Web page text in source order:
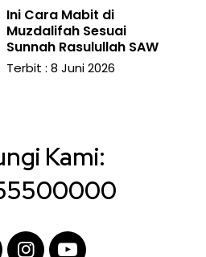
Ini Cara Mabit di
Muzdalifah Sesuai
Sunnah Rasulullah SAW
Terbit : 8 Juni 2026
Kami: